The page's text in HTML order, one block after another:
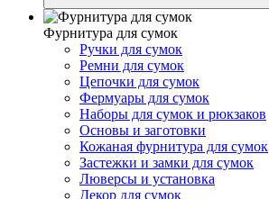
Фурнитура для сумок
Ручки для сумок
Ремни для сумок
Цепочки для сумок
Фермуары для сумок
Наборы для сумок и рюкзаков
Основы и заготовки
Кожаная фурнитура для сумок
Застежки и замки для сумок
Люверсы и установка
Декор для сумок